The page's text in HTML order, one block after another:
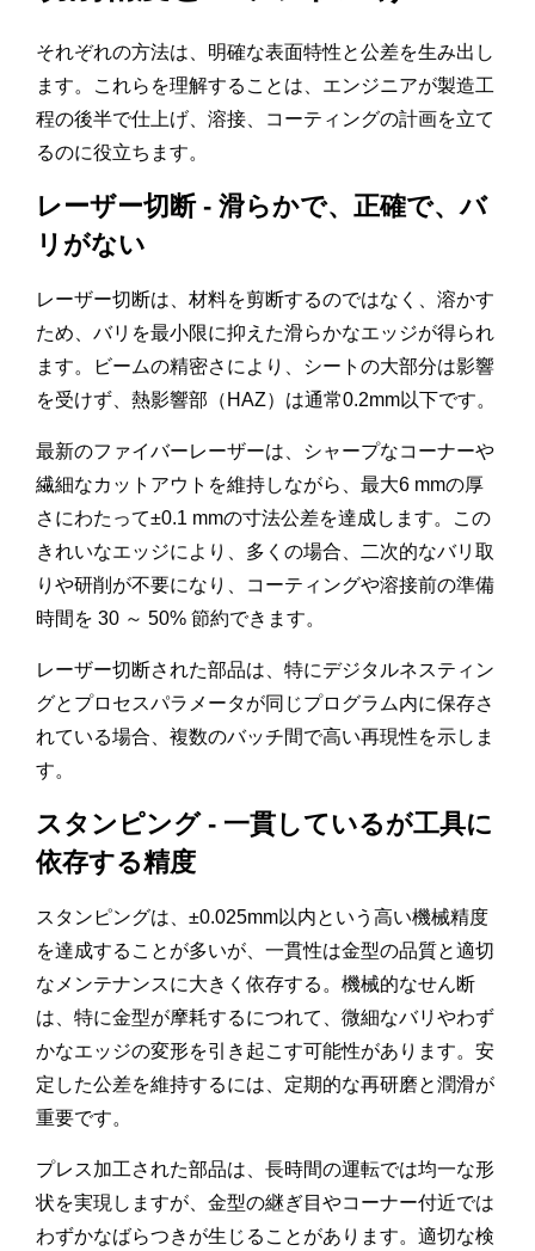
それぞれの方法は、明確な表面特性と公差を生み出し
ます。これらを理解することは、エンジニアが製造工
程の後半で仕上げ、溶接、コーティングの計画を立て
るのに役立ちます。
レーザー切断 - 滑らかで、正確で、バ
リがない
レーザー切断は、材料を剪断するのではなく、溶かす
ため、バリを最小限に抑えた滑らかなエッジが得られ
ます。ビームの精密さにより、シートの大部分は影響
を受けず、熱影響部（HAZ）は通常0.2mm以下です。
最新のファイバーレーザーは、シャープなコーナーや
繊細なカットアウトを維持しながら、最大6 mmの厚
さにわたって±0.1 mmの寸法公差を達成します。この
きれいなエッジにより、多くの場合、二次的なバリ取
りや研削が不要になり、コーティングや溶接前の準備
時間を 30 ～ 50% 節約できます。
レーザー切断された部品は、特にデジタルネスティン
グとプロセスパラメータが同じプログラム内に保存さ
れている場合、複数のバッチ間で高い再現性を示しま
す。
スタンピング - 一貫しているが工具に
依存する精度
スタンピングは、±0.025mm以内という高い機械精度
を達成することが多いが、一貫性は金型の品質と適切
なメンテナンスに大きく依存する。機械的なせん断
は、特に金型が摩耗するにつれて、微細なバリやわず
かなエッジの変形を引き起こす可能性があります。安
定した公差を維持するには、定期的な再研磨と潤滑が
重要です。
プレス加工された部品は、長時間の運転では均一な形
状を実現しますが、金型の継ぎ目やコーナー付近では
わずかなばらつきが生じることがあります。適切な検